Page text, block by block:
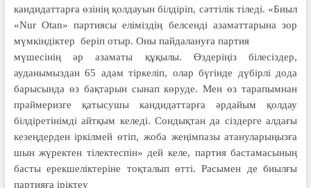
кандидаттарға өзініңқолдауын білдіріп, сәттілік тіледі. «Биыл
«Nur Otan» партиясы еліміздің белсенді азаматтарына зор
мүмкіндіктер беріп отыр. Оны пайдалануға партия
мүшесінің әр азаматы құқылы. Өздеріңіз білесіздер,
ауданымыздан65 адам тіркеліп, олар бүгінде дүбірлі дода
барысында өз бақтарын сынап көруде. Мен өз тарапымнан
праймеризге қатысушы кандидаттарғаәрдайым қолдау
білдіретінімді айтқым келеді. Сондықтан да сіздергеалдағы
кезеңдерден іркілмей өтіп, жоба жеңімпазы атануларыңызға
шынжүректен тілектеспін» дей келе, партиябастамасының
басты ерекшеліктеріне тоқталып өтті.Расымен де биылғы
партияға іріктеу